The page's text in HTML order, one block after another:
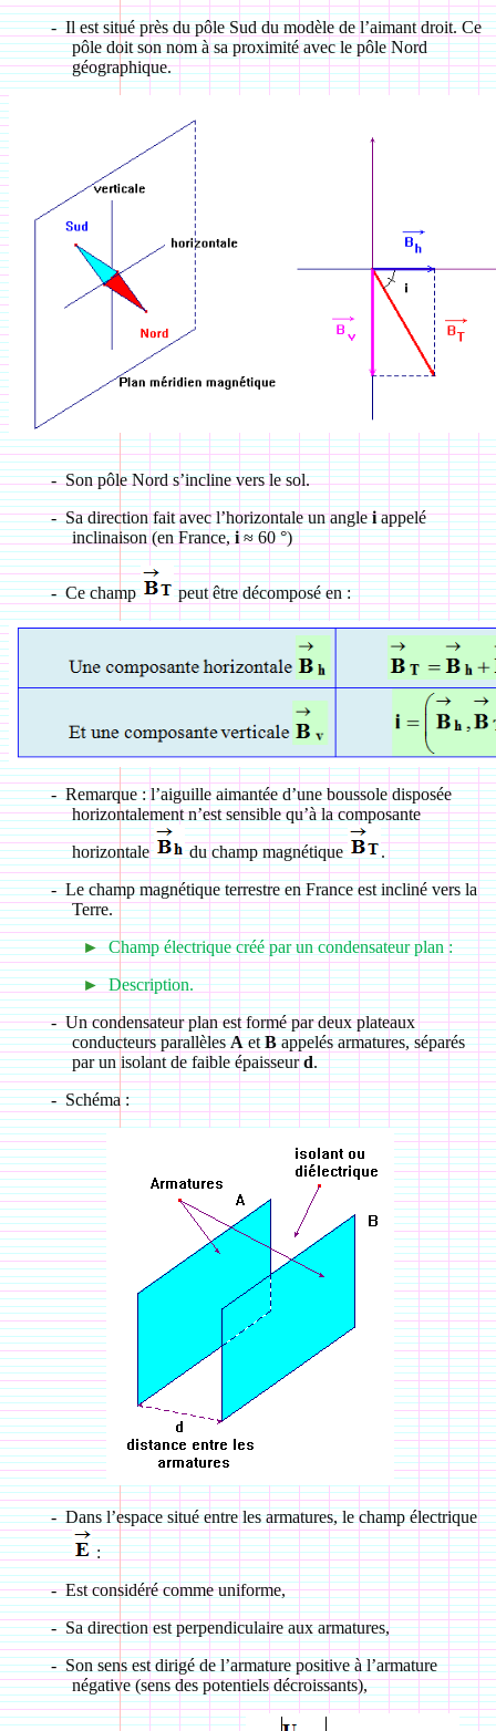
- Il est situé près du pôle Sud du modèle de l’aimant droit. Ce
pôle doit son nom à sa proximité avec le pôle Nord
géographique.
- Son pôle Nord s’incline vers le sol.
- Sa direction fait avec l’horizontale un angleiappelé
inclinaison (en France,i≈ 60 °)
- Ce champ peut être décomposé en:
- Remarque : l’aiguille aimantée d’une boussole disposée
horizontalement n’est sensible qu’à la composante
horizontale
du champ magnétique
.
- Le champ magnétique terrestre en France est incliné vers la
Terre.
► Champ électrique créé par un condensateur plan :
► Description.
- Un condensateur plan est formé par deux plateaux
conducteurs parallèlesAetBappelés armatures, séparés
par un isolant de faible épaisseurd.
- Schéma :
- Dans l’espace situé entre les armatures, le champ électrique
:
- Est considéré comme uniforme,
- Sa direction est perpendiculaire aux armatures,
- Son sens est dirigé de l’armature positive à l’armature
négative (sens des potentiels décroissants),